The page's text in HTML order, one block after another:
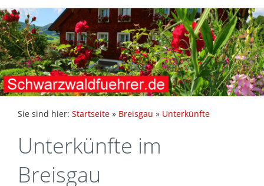
Sie sind hier: Startseite » Breisgau » Unterkünfte
Unterkünfte im
Breisgau